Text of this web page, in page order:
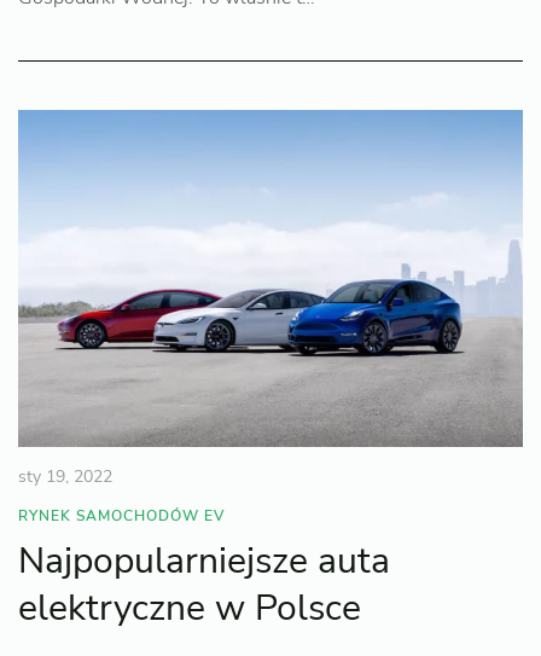
sty 19, 2022
RYNEK SAMOCHODÓW EV
Najpopularniejsze auta
elektryczne w Polsce